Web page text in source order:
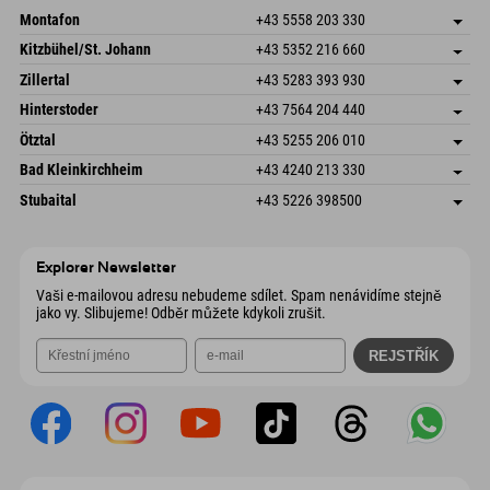
Montafon +43 5558 203 330
Dorfstr. 127b
6793 Gaschurn/Montafon
Rakousko
Uložit adresu
Objednat
Kitzbühel/St. Johann +43 5352 216 660
Speckbacherstraße 87
6380 St. Johann in Tirol
Rakousko
Uložit adresu
Informace o příjezdu
Objednat
Zillertal +43 5283 393 930
Schmiedau 2
Rakousko
Uložit adresu
Objednat
Hinterstoder +43 7564 204 440
Freizeitpark 10
4573 Hinterstoder
Rakousko
Uložit adresu
Informace o příjezdu
Objednat
Ötztal +43 5255 206 010
Gscheat 14
Rakousko
Uložit adresu
Objednat
Bad Kleinkirchheim +43 4240 213 330
Dorfstraße 24
9546 Bad Kleinkirchheim
Uložit adresu
Informace o příjezdu
Stubaital +43 5226 398500
Explorer Newsletter
Vaši e-mailovou adresu nebudeme sdílet. Spam nenávidíme stejně
jako vy. Slibujeme! Odběr můžete kdykoli zrušit.